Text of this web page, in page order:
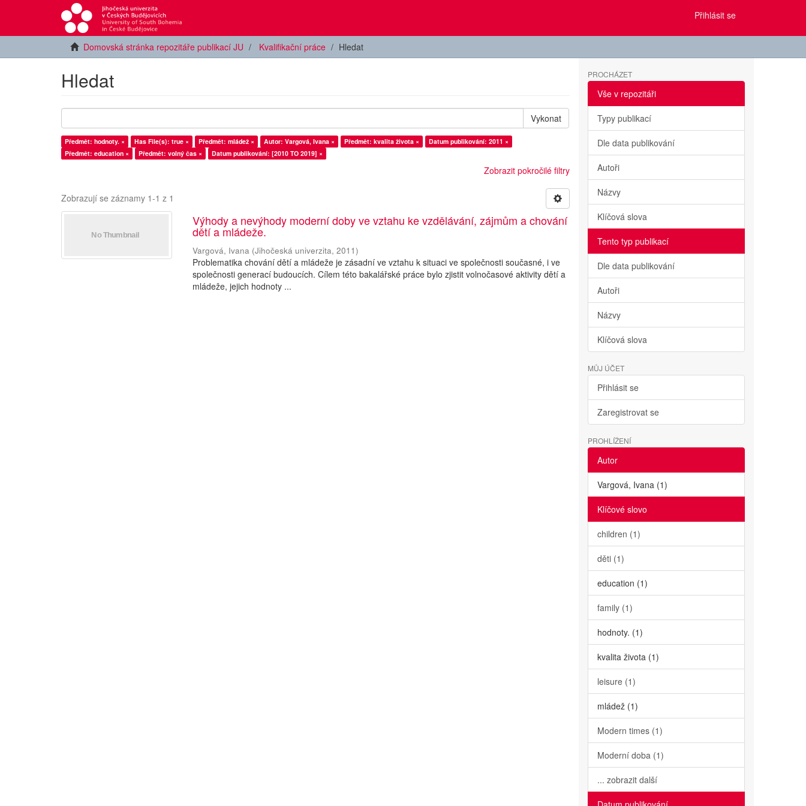
Přihlásit se
Domovská stránka repozitáře publikací JU Kvalifikační práce Hledat
Hledat
Vykonat
Předmět: hodnoty. × Has File(s): true × Předmět: mládež × Autor: Vargová, Ivana × Předmět: kvalita života ×
Datum publikování: 2011 ×
Předmět: education ×
Předmět: volný čas × Datum publikování: [2010 TO 2019] ×
Zobrazit pokročilé filtry
Zobrazují se záznamy 1-1 z 1
Výhody a nevýhody moderní doby ve vztahu ke vzdělávání, zájmům a chování
dětí a mládeže.
Vargová, Ivana (Jihočeská univerzita,2011)
Problematika chování dětí a mládeže je zásadní ve vztahu k situaci ve společnosti současné, i ve
společnosti generací budoucích. Cílem této bakalářské práce bylo zjistit volnočasové aktivity dětí a
mládeže, jejich hodnoty ...
PROCHÁZET
Vše v repozitáři
Typy publikací
Dle data publikování
Autoři
Názvy
Klíčová slova
Tento typ publikací
Dle data publikování
Autoři
Názvy
Klíčová slova
MŮJ ÚČET
Přihlásit se
Zaregistrovat se
PROHLÍŽENÍ
Autor
Vargová, Ivana (1)
Klíčové slovo
children (1)
děti (1)
education (1)
family (1)
hodnoty. (1)
kvalita života (1)
leisure (1)
mládež (1)
Modern times (1)
Moderní doba (1)
... zobrazit další